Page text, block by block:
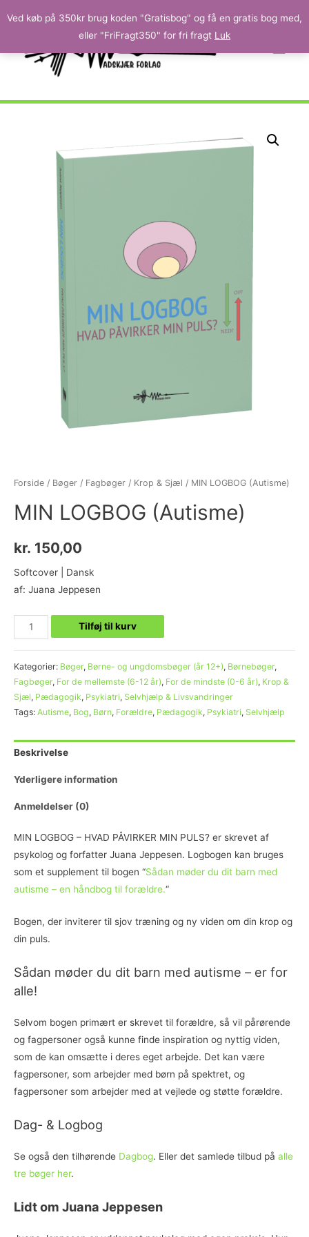
Ved køb på 350kr brug koden "Gratisbog" og få en gratis bog med,
eller "FriFragt350" for fri fragt Luk
Forside / Bøger / Fagbøger / Krop & Sjæl / MIN LOGBOG (Autisme)
MIN LOGBOG (Autisme)
kr. 150,00
Softcover | Dansk
af: Juana Jeppesen
Tilføj til kurv
Kategorier: Bøger, Børne- og ungdomsbøger (år 12+), Børnebøger,
Fagbøger, For de mellemste (6-12 år), For de mindste (0-6 år), Krop &
Sjæl, Pædagogik, Psykiatri, Selvhjælp & Livsvandringer
Tags: Autisme, Bog, Børn, Forældre, Pædagogik, Psykiatri, Selvhjælp
Beskrivelse
Yderligere information
Anmeldelser (0)
MIN LOGBOG – HVAD PÅVIRKER MIN PULS? er skrevet af
psykolog og forfatter Juana Jeppesen. Logbogen kan bruges
som et supplement til bogen “Sådan møder du dit barn med
autisme – en håndbog til forældre.“
Bogen, der inviterer til sjov træning og ny viden om din krop og
din puls.
Sådan møder du dit barn med autisme – er for
alle!
Selvom bogen primært er skrevet til forældre, så vil pårørende
og fagpersoner også kunne finde inspiration og nyttig viden,
som de kan omsætte i deres eget arbejde. Det kan være
fagpersoner, som arbejder med børn på spektret, og
fagpersoner som arbejder med at vejlede og støtte forældre.
Dag- & Logbog
Se også den tilhørende Dagbog. Eller det samlede tilbud på alle
tre bøger her.
Lidt om Juana Jeppesen